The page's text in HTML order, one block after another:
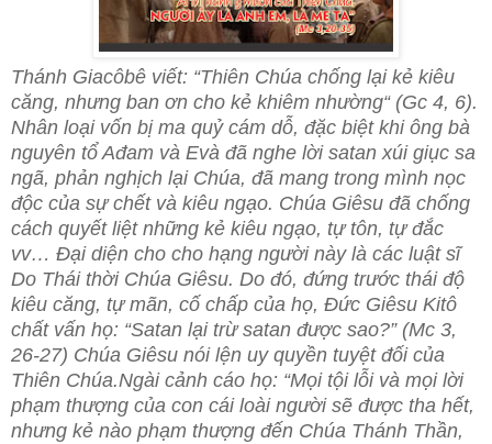
Thánh Giacôbê viết: “Thiên Chúa chống lại kẻ kiêu
căng, nhưng ban ơn cho kẻ khiêm nhường“ (Gc 4, 6).
Nhân loại vốn bị ma quỷ cám dỗ, đặc biệt khi ông bà
nguyên tổ Ađam và Evà đã nghe lời satan xúi giục sa
ngã, phản nghịch lại Chúa, đã mang trong mình nọc
độc của sự chết và kiêu ngạo. Chúa Giêsu đã chống
cách quyết liệt những kẻ kiêu ngạo, tự tôn, tự đắc
vv… Đại diện cho cho hạng người này là các luật sĩ
Do Thái thời Chúa Giêsu. Do đó, đứng trước thái độ
kiêu căng, tự mãn, cố chấp của họ, Đức Giêsu Kitô
chất vấn họ: “Satan lại trừ satan được sao?” (Mc 3,
26-27) Chúa Giêsu nói lện uy quyền tuyệt đối của
Thiên Chúa.Ngài cảnh cáo họ: “Mọi tội lỗi và mọi lời
phạm thượng của con cái loài người sẽ được tha hết,
nhưng kẻ nào phạm thượng đến Chúa Thánh Thần,